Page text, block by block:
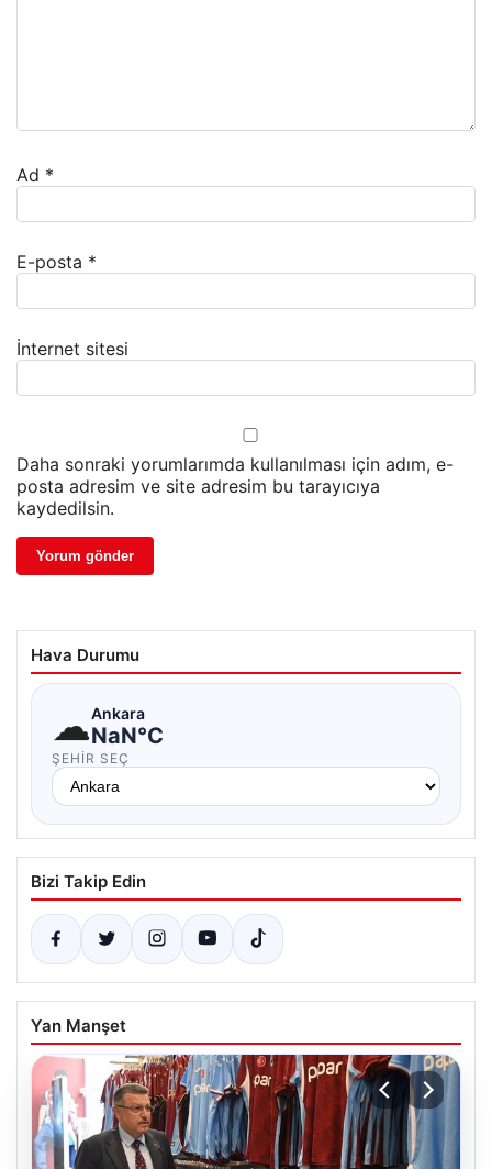
Ad *
E-posta *
İnternet sitesi
Daha sonraki yorumlarımda kullanılması için adım, e-
posta adresim ve site adresim bu tarayıcıya
kaydedilsin.
Hava Durumu
☁Ankara
NaN°C
ŞEHIR SEÇ
Bizi Takip Edin
Yan Manşet